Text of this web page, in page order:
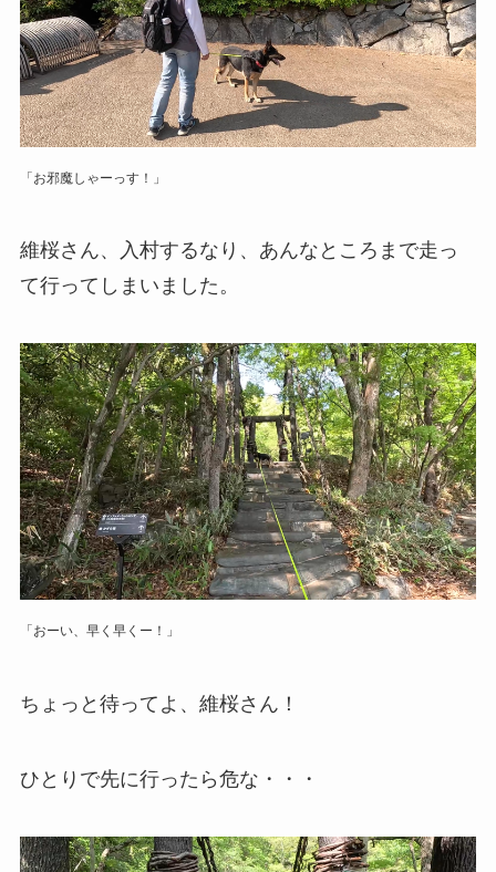
「お邪魔しゃーっす！」
維桜さん、入村するなり、あんなところまで走っ
て行ってしまいました。
「おーい、早く早くー！」
ちょっと待ってよ、維桜さん！
ひとりで先に行ったら危な・・・